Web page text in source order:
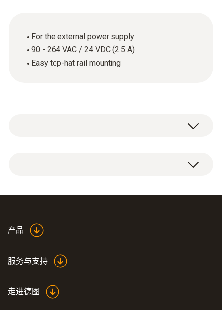
For the external power supply
90 - 264 VAC / 24 VDC (2.5 A)
Easy top-hat rail mounting
产品
服务与支持
走进德图